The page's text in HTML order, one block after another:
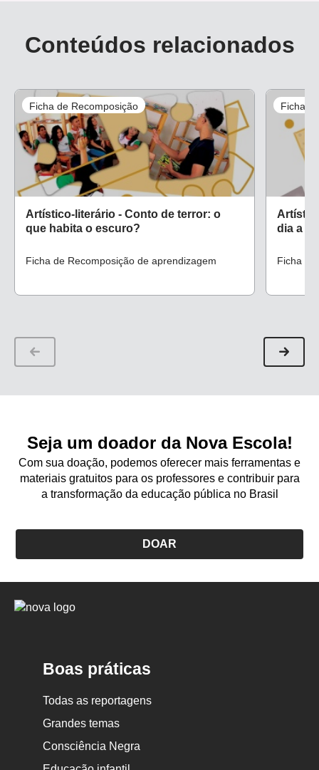
Conteúdos relacionados
Ficha de Recomposição
Artístico-literário - Conto de terror: o
que habita o escuro?
Ficha de Recomposição de aprendizagem
Ficha
dia a
Ficha
Seja um doador da Nova Escola!
Com sua doação, podemos oferecer mais ferramentas e
materiais gratuitos para os professores e contribuir para
a transformação da educação pública no Brasil
DOAR
Logo
Boas práticas
Todas as reportagens
Grandes temas
Consciência Negra